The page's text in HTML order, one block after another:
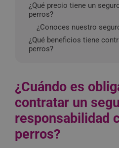
¿Qué precio tiene un
perros?
¿Conoces nuestro
¿Qué beneficios tiene
perros?
¿Cuándo es
contratar un
responsabilidad
perros?